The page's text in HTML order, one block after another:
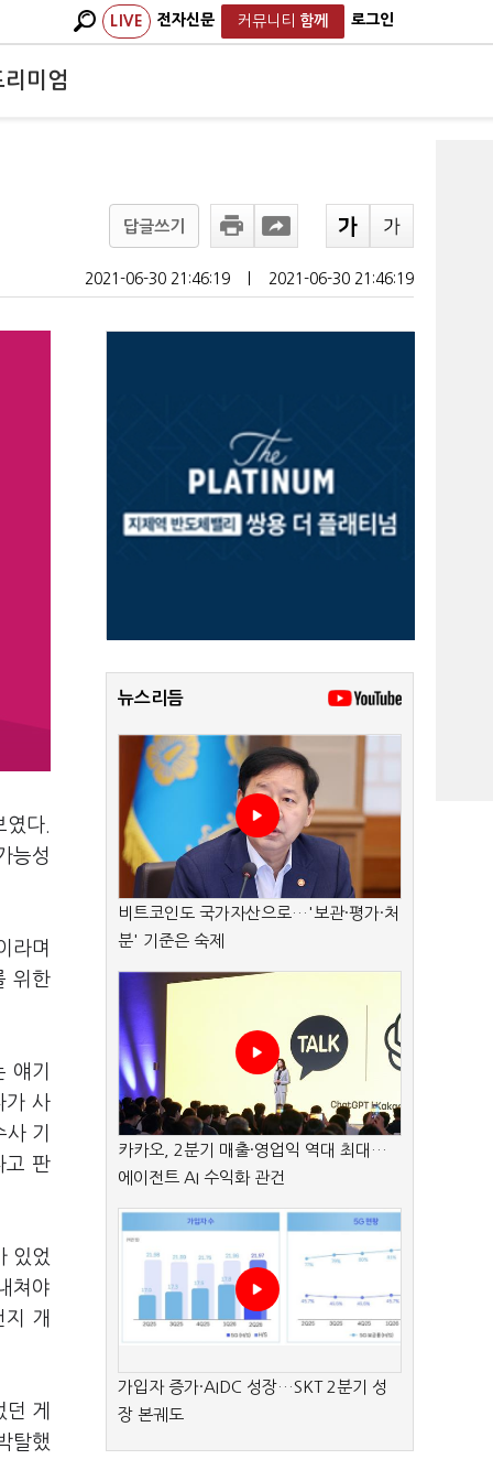
LIVE 전자신문 커뮤니티 함께 로그인
리미엄
답글쓰기
2021-06-30 21:46:19 2021-06-30 21:46:19
다.
능성
라며
위한
얘기
가 사
기
고 판
있었
쳐야
개
게
탈했
뉴스리듬
비트코인도 국가자산으로…'보관·평가·처
분' 기준은 숙제
카카오, 2분기 매출·영업익 역대 최대…
에이전트 AI 수익화 관건
가입자 증가·AIDC 성장…SKT 2분기 성
장 본궤도